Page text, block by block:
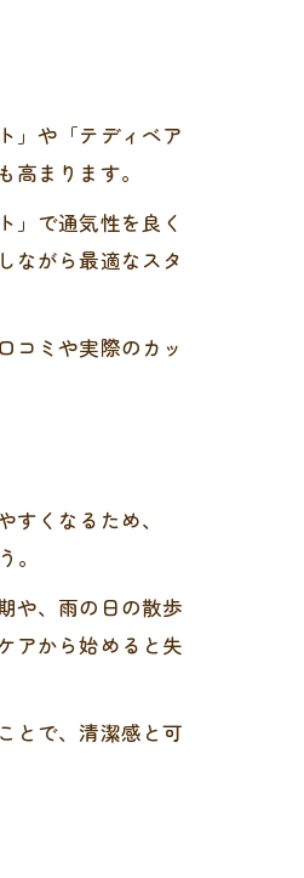
」や「テディベア
まります。
」で通気性を良く
ながら最適なスタ
コミや実際のカッ
くなるため、
や、雨の日の散歩
アから始めると失
とで、清潔感と可